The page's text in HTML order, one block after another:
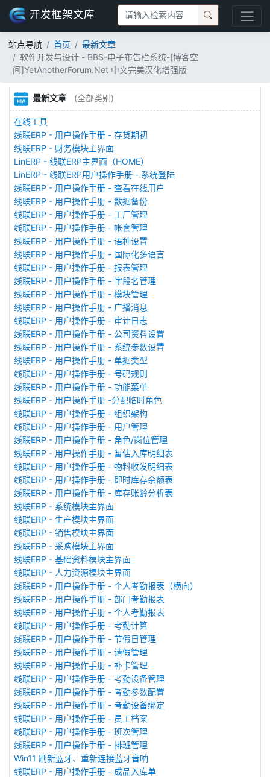
开发框架文库
站点导航 首页
最新文章
软件开发与设计 - BBS-电子布告栏系统-[博客空
间]YetAnotherForum.Net 中文完美汉化增强版
最新文章 (全部类别)
在线工具
线联ERP - 用户操作手册 - 存货期初
线联ERP - 财务模块主界面
LinERP - 线联ERP主界面（HOME）
LinERP - 线联ERP用户操作手册 - 系统登陆
线联ERP - 用户操作手册 - 查看在线用户
线联ERP - 用户操作手册 - 数据备份
线联ERP - 用户操作手册 - 工厂管理
线联ERP - 用户操作手册 - 帐套管理
线联ERP - 用户操作手册 - 语种设置
线联ERP - 用户操作手册 - 国际化多语言
线联ERP - 用户操作手册 - 报表管理
线联ERP - 用户操作手册 - 字段名管理
线联ERP - 用户操作手册 - 模块管理
线联ERP - 用户操作手册 - 广播消息
线联ERP - 用户操作手册 - 审计日志
线联ERP - 用户操作手册 - 公司资料设置
线联ERP - 用户操作手册 - 系统参数设置
线联ERP - 用户操作手册 - 单据类型
线联ERP - 用户操作手册 - 号码规则
线联ERP - 用户操作手册 - 功能菜单
线联ERP - 用户操作手册 -分配临时角色
线联ERP - 用户操作手册 - 组织架构
线联ERP - 用户操作手册 - 用户管理
线联ERP - 用户操作手册 - 角色/岗位管理
线联ERP - 用户操作手册 - 暂估入库明细表
线联ERP - 用户操作手册 - 物料收发明细表
线联ERP - 用户操作手册 - 即时库存余额表
线联ERP - 用户操作手册 - 库存账龄分析表
线联ERP - 系统模块主界面
线联ERP - 生产模块主界面
线联ERP - 销售模块主界面
线联ERP - 采购模块主界面
线联ERP - 基础资料模块主界面
线联ERP - 人力资源模块主界面
线联ERP - 用户操作手册 - 个人考勤报表（横向）
线联ERP - 用户操作手册 - 部门考勤报表
线联ERP - 用户操作手册 - 个人考勤报表
线联ERP - 用户操作手册 - 考勤计算
线联ERP - 用户操作手册 - 节假日管理
线联ERP - 用户操作手册 - 请假管理
线联ERP - 用户操作手册 - 补卡管理
线联ERP - 用户操作手册 - 考勤设备管理
线联ERP - 用户操作手册 - 考勤参数配置
线联ERP - 用户操作手册 - 考勤设备绑定
线联ERP - 用户操作手册 - 员工档案
线联ERP - 用户操作手册 - 班次管理
线联ERP - 用户操作手册 - 排班管理
Win11 刷新蓝牙、重新连接蓝牙音响
线联ERP - 用户操作手册 - 成品入库单